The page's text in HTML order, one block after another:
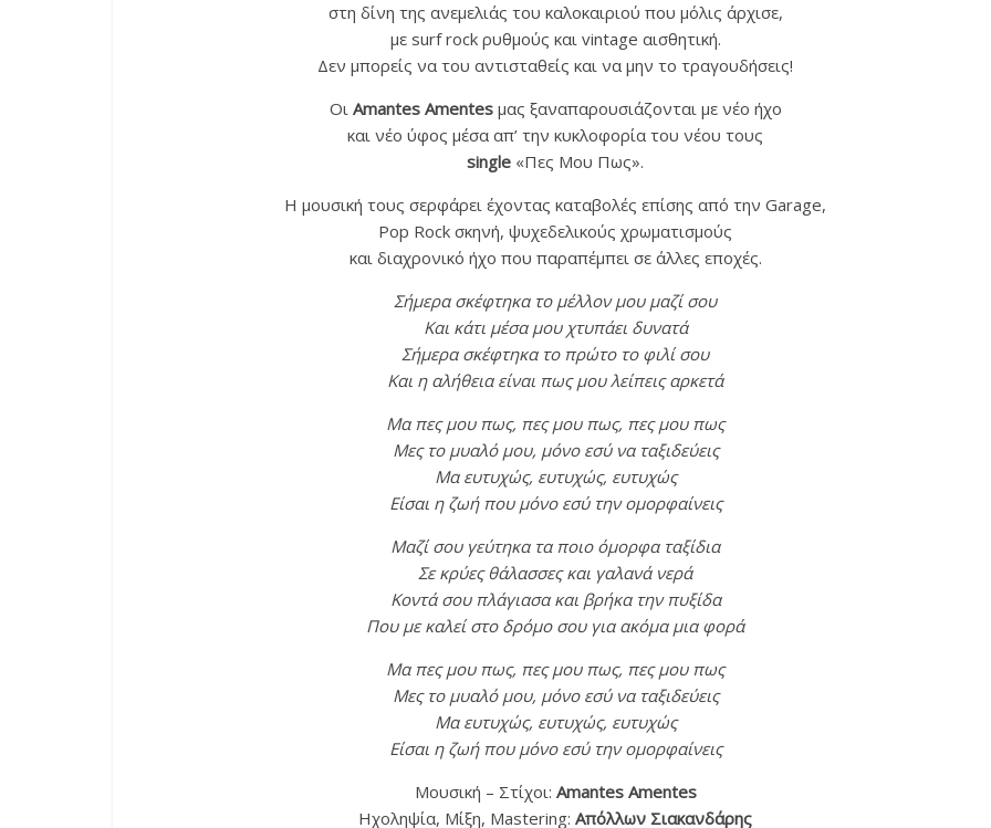
στη δίνη της ανεμελιάς του καλοκαιριού που μόλις άρχισε,
με surf rock ρυθμούς και vintage αισθητική.
Δεν μπορείς να του αντισταθείς και να μην το τραγουδήσεις!
Οι Amantes Amentesμας ξαναπαρουσιάζονται με νέο ήχο
και νέο ύφος μέσα απ’ την κυκλοφορία του νέου τους
single «Πες Μου Πως».
Η μουσική τους σερφάρει έχοντας καταβολές επίσης από την Garage,
Pop Rock σκηνή, ψυχεδελικούς χρωματισμούς
και διαχρονικό ήχο που παραπέμπει σε άλλες εποχές.
Σήμερα σκέφτηκα το μέλλον μου μαζί σου
Και κάτι μέσα μου χτυπάει δυνατά
Σήμερα σκέφτηκα το πρώτο το φιλί σου
Και η αλήθεια είναι πως μου λείπεις αρκετά
Μα πες μου πως, πες μου πως, πες μου πως
Μες το μυαλό μου, μόνο εσύ να ταξιδεύεις
Μα ευτυχώς, ευτυχώς, ευτυχώς
Είσαι η ζωή που μόνο εσύ την ομορφαίνεις
Μαζί σου γεύτηκα τα ποιο όμορφα ταξίδια
Σε κρύες θάλασσες και γαλανά νερά
Κοντά σου πλάγιασα και βρήκα την πυξίδα
Που με καλεί στο δρόμο σου για ακόμα μια φορά
Μα πες μου πως, πες μου πως, πες μου πως
Μες το μυαλό μου, μόνο εσύ να ταξιδεύεις
Μα ευτυχώς, ευτυχώς, ευτυχώς
Είσαι η ζωή που μόνο εσύ την ομορφαίνεις
Μουσική – Στίχοι: Amantes Amentes
Ηχοληψία, Μίξη, Mastering: Απόλλων Σιακανδάρης